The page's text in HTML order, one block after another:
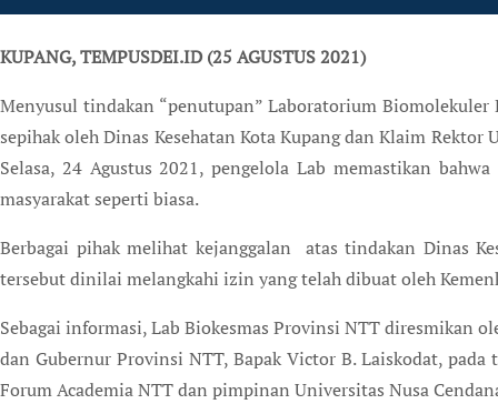
KUPANG, TEMPUSDEI.ID (25 AGUSTUS 2021)
Menyusul tindakan “penutupan” Laboratorium
sepihak oleh Dinas Kesehatan Kota Kupang dan Klaim
Selasa, 24 Agustus 2021, pengelola Lab memastikan
masyarakat seperti biasa.
Berbagai pihak melihat kejanggalan atas tindakan Dinas
tersebut dinilai melangkahi izin yang telah dibuat oleh
Sebagai informasi, Lab Biokesmas Provinsi NTT diresmikan
dan Gubernur Provinsi NTT, Bapak Victor B. Laiskodat,
Forum Academia NTT dan pimpinan Universitas Nusa